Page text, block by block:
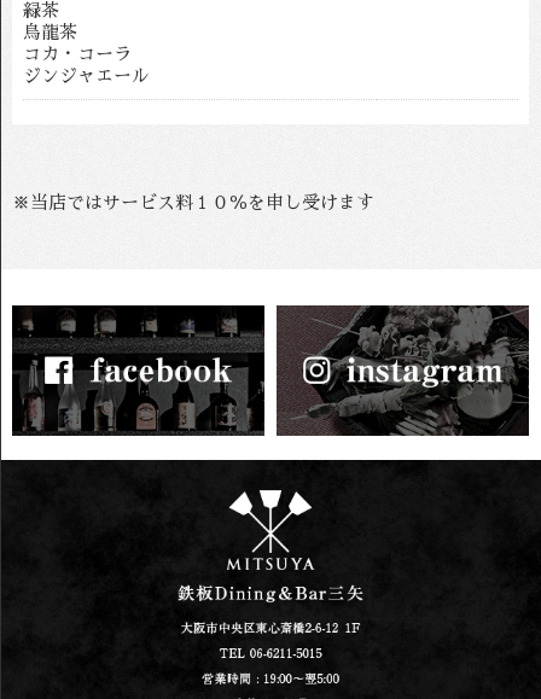
緑茶
烏龍茶
コカ・コーラ
ジンジャエール
※当店ではサービス料１０％を申し受けます